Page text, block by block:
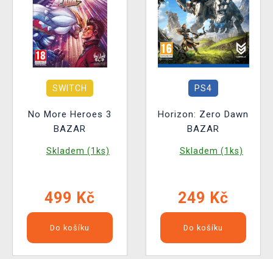
SWITCH
No More Heroes 3
BAZAR
Skladem (1ks)
499 Kč
Do košíku
PS4
Horizon: Zero Dawn
BAZAR
Skladem (1ks)
249 Kč
Do košíku